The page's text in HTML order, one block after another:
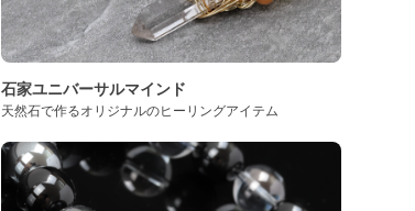
石家ユニバーサルマインド
天然石で作るオリジナルのヒーリングアイテム